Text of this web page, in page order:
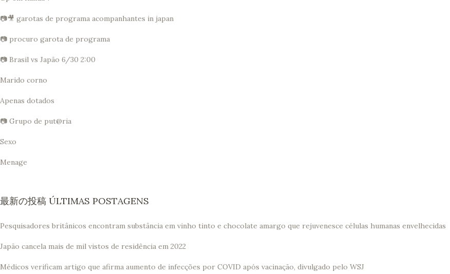
📷🎥 garotas de programa acompanhantes in japan
📷 procuro garota de programa
📷 Brasil vs Japão 6/30 2:00
Marido corno
Apenas dotados
📷 Grupo de put@ria
Sexo
Menage
最新の投稿 ÚLTIMAS POSTAGENS
Pesquisadores britânicos encontram substância em vinho tinto e chocolate amargo que rejuvenesce células humanas envelhecidas
Japão cancela mais de mil vistos de residência em 2022
Médicos verificam artigo que afirma aumento de infecções por COVID após vacinação, divulgado pelo WSJ